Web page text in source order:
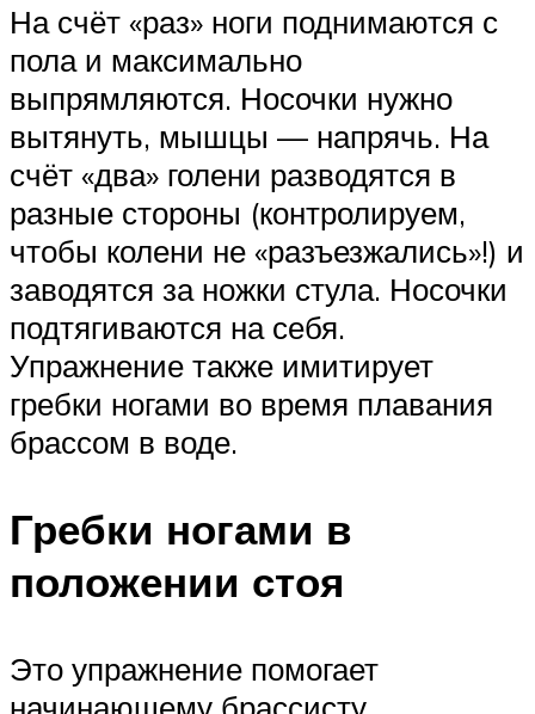
На счёт «раз» ноги поднимаются с
пола и максимально
выпрямляются. Носочки нужно
вытянуть, мышцы — напрячь. На
счёт «два» голени разводятся в
разные стороны (контролируем,
чтобы колени не «разъезжались»!) и
заводятся за ножки стула. Носочки
подтягиваются на себя.
Упражнение также имитирует
гребки ногами во время плавания
брассом в воде.
Гребки ногами в
положении стоя
Это упражнение помогает